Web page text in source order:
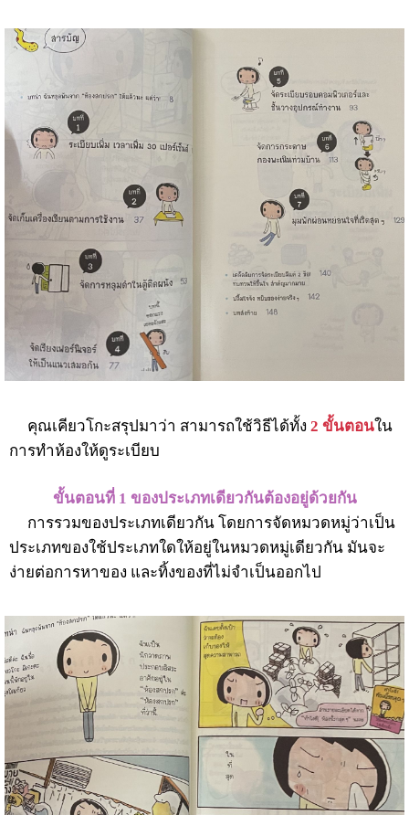
คุณเคียวโกะสรุปมาว่า สามารถใช้วิธีได้ทั้ง 2 ขั้นตอนใน
การทำห้องให้ดูระเบียบ
ขั้นตอนที่ 1 ของประเภทเดียวกันต้องอยู่ด้วยกัน
การรวมของประเภทเดียวกัน โดยการจัดหมวดหมู่ว่าเป็น
ประเภทของใช้ประเภทใดให้อยู่ในหมวดหมู่เดียวกัน มันจะ
ง่ายต่อการหาของ และทิ้งของที่ไม่จำเป็นออกไป